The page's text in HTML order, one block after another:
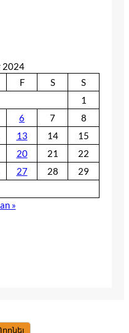
2024
F S
S
1
6 7
8
13 14
15
20 21
22
27 28
29
»